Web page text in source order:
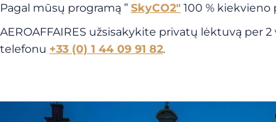
Pagal mūsų programą ” SkyCO2″ 100 %
AEROAFFAIRES užsisakykite privatų lėktuvą per
telefonu +33 (0) 1 44 09 91 82.